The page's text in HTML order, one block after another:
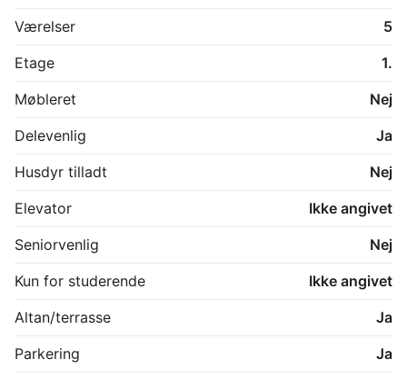
god plads i et elegante hjem.
Værelser
5
Etage
1.
Møbleret
Nej
Delevenlig
Ja
Husdyr tilladt
Nej
Elevator
Ikke angivet
Seniorvenlig
Nej
Kun for studerende
Ikke angivet
Altan/terrasse
Ja
Parkering
Ja